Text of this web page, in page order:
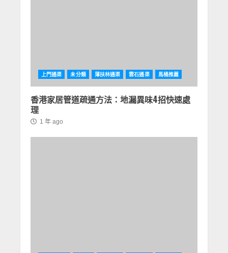
上門通渠 未分類 薄扶林通渠 雲石通渠 馬桶推薦
香港家居管道疏通方法：地漏異味4招快速處
理
1 年 ago